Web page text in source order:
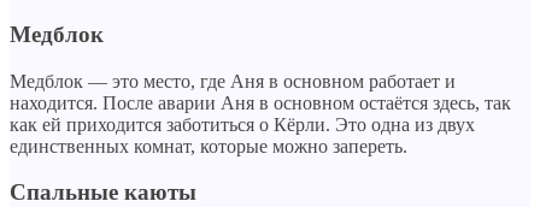
Медблок
Медблок — это место, где Аня в основном работает и
находится. После аварии Аня в основном остаётся здесь, так
как ей приходится заботиться о Кёрли. Это одна из двух
единственных комнат, которые можно запереть.
Спальные каюты